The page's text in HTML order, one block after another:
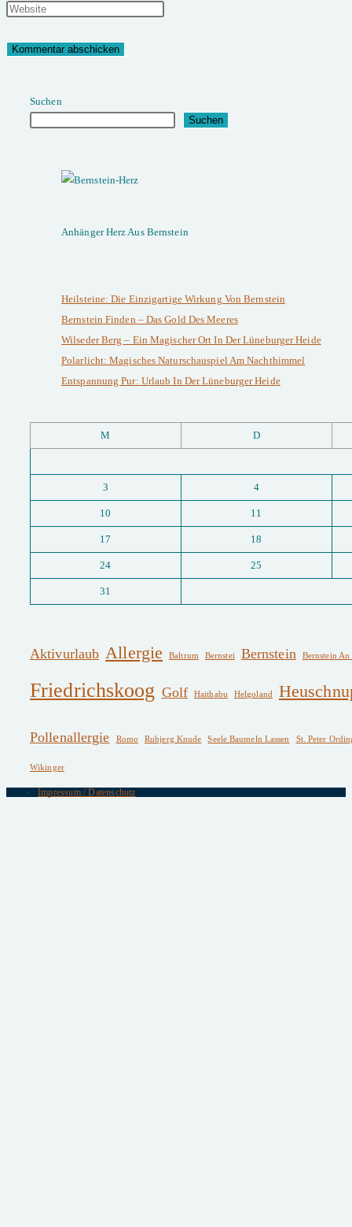
Namen
Benutzernamen
Kommentieren
deine
Mail-
Gib
Website-
Suchen
Suchen
Anhänger Herz Aus Bernstein
Heilsteine: Die Einzigartige Wirkung Von Bernstein
Bernstein Finden – Das Gold Des Meeres
Wilseder Berg – Ein Magischer Ort In Der Lüneburger Heide
Polarlicht: Magisches Naturschauspiel Am Nachthimmel
Entspannung Pur: Urlaub In Der Lüneburger Heide
M D
3 4
10 11
17 18
24 25
31
Aktivurlaub Allergie Baltrum Bernstei Bernstein Bernstein An
Friedrichskoog Golf Haithabu Helgoland
Pollenallergie Romo Rubjerg Knude Seele Baumeln Lassen St. Peter
Wikinger
Impressum / Datenschutz